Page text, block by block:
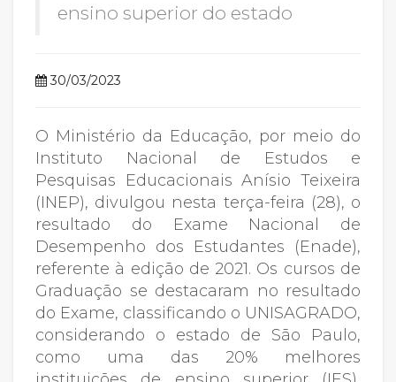
ensino superior do estado
30/03/2023
O Ministério da Educação, por meio do
Instituto Nacional de Estudos e
Pesquisas Educacionais Anísio Teixeira
(INEP), divulgou nesta terça-feira (28), o
resultado do Exame Nacional de
Desempenho dos Estudantes (Enade),
referente à edição de 2021. Os cursos de
Graduação se destacaram no resultado
do Exame, classificando o UNISAGRADO,
considerando o estado de São Paulo,
como uma das 20% melhores